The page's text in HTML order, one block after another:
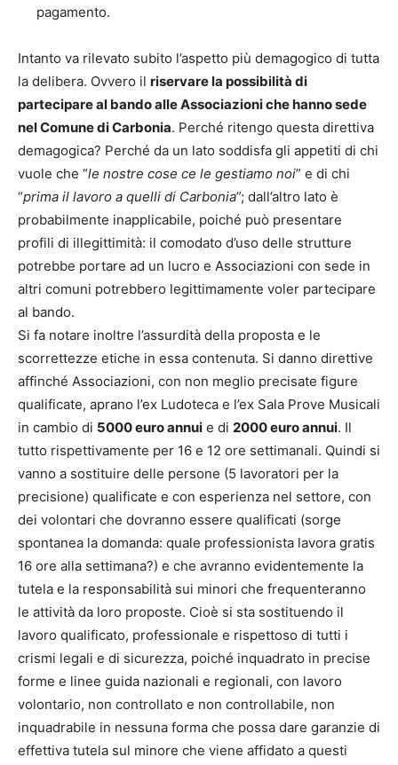
pagamento.
Intanto va rilevato subito l’aspetto più demagogico di tutta
la delibera. Ovvero il riservare la possibilità di
partecipare al bando alle Associazioni che hanno sede
nel Comune di Carbonia. Perché ritengo questa direttiva
demagogica? Perché da un lato soddisfa gli appetiti di chi
vuole che “le nostre cose ce le gestiamo noi” e di chi
“prima il lavoro a quelli di Carbonia”; dall’altro lato è
probabilmente inapplicabile, poiché può presentare
profili di illegittimità: il comodato d’uso delle strutture
potrebbe portare ad un lucro e Associazioni con sede in
altri comuni potrebbero legittimamente voler partecipare
al bando.
Si fa notare inoltre l’assurdità della proposta e le
scorrettezze etiche in essa contenuta. Si danno direttive
affinché Associazioni, con non meglio precisate figure
qualificate, aprano l’ex Ludoteca e l’ex Sala Prove Musicali
in cambio di 5000 euro annui e di 2000 euro annui. Il
tutto rispettivamente per 16 e 12 ore settimanali. Quindi si
vanno a sostituire delle persone (5 lavoratori per la
precisione) qualificate e con esperienza nel settore, con
dei volontari che dovranno essere qualificati (sorge
spontanea la domanda: quale professionista lavora gratis
16 ore alla settimana?) e che avranno evidentemente la
tutela e la responsabilità sui minori che frequenteranno
le attività da loro proposte. Cioè si sta sostituendo il
lavoro qualificato, professionale e rispettoso di tutti i
crismi legali e di sicurezza, poiché inquadrato in precise
forme e linee guida nazionali e regionali, con lavoro
volontario, non controllato e non controllabile, non
inquadrabile in nessuna forma che possa dare garanzie di
effettiva tutela sul minore che viene affidato a questi